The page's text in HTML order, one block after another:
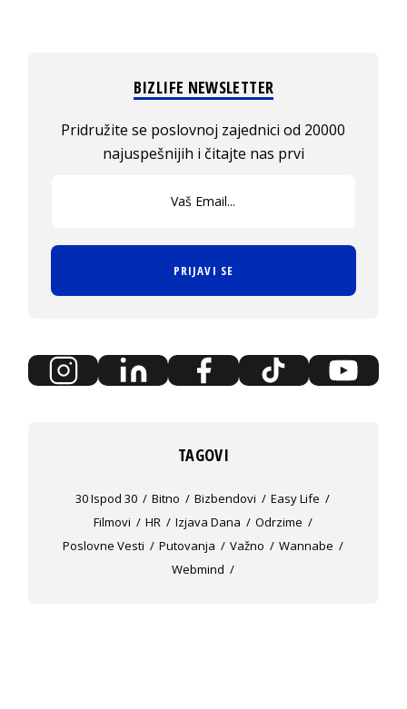
BIZLIFE NEWSLETTER
Pridružite se poslovnoj zajednici od 20000
najuspešnijih i čitajte nas prvi
PRIJAVI SE
TAGOVI
30 Ispod 30 Bitno Bizbendovi
Easy Life
Filmovi
HR Izjava Dana
Odrzime
Poslovne Vesti
Putovanja Važno
Wannabe
Webmind